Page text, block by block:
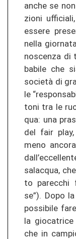
anche se
zio­ni
es­se­re
nella
nos­cen­za
ba­bi­le che
società di
le
to­ni tra le
qua: una
del fair
meno
sa­lac­qua,
to pa­rec­chi
se”). Dopo
pos­si­bi­le
la
che in